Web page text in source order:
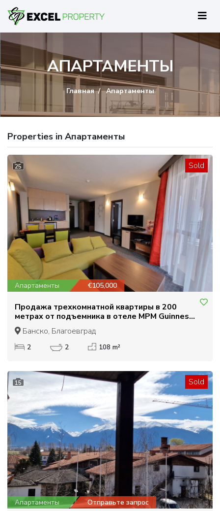
АПАРТАМЕНТЫ
Главная Апартаменты
Properties in Апартаменты
25 Sold
Апартаменты €105,000
Продажа трехкомнатной квартиры в 200
метрах от подъемника в отеле MPM Guinness,
Банско
Банско, Благоевград
2 2 108 m²
15 Sold
Апартаменты Отправьте запрос